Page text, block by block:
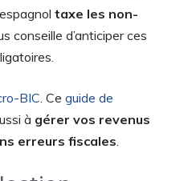
taxe les non-
conseille d’anticiper ces
BIC. Ce guide de
à gérer vos revenus
erreurs fiscales.